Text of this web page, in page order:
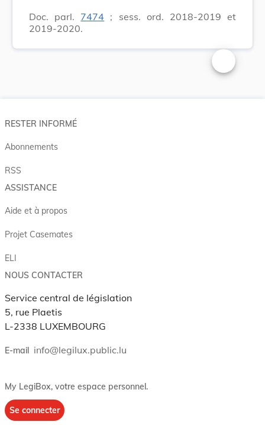
Doc. parl. 7474 ; sess. ord. 2018-2019 et
2019-2020.
Changer la
RESTER INFORMÉ
Abonnements
RSS
ASSISTANCE
Aide et à propos
Projet Casemates
ELI
NOUS CONTACTER
Service central de législation
5, rue Plaetis
L-2338 LUXEMBOURG
E-mail info@legilux.public.lu
My LegiBox, votre espace personnel.
Se connecter